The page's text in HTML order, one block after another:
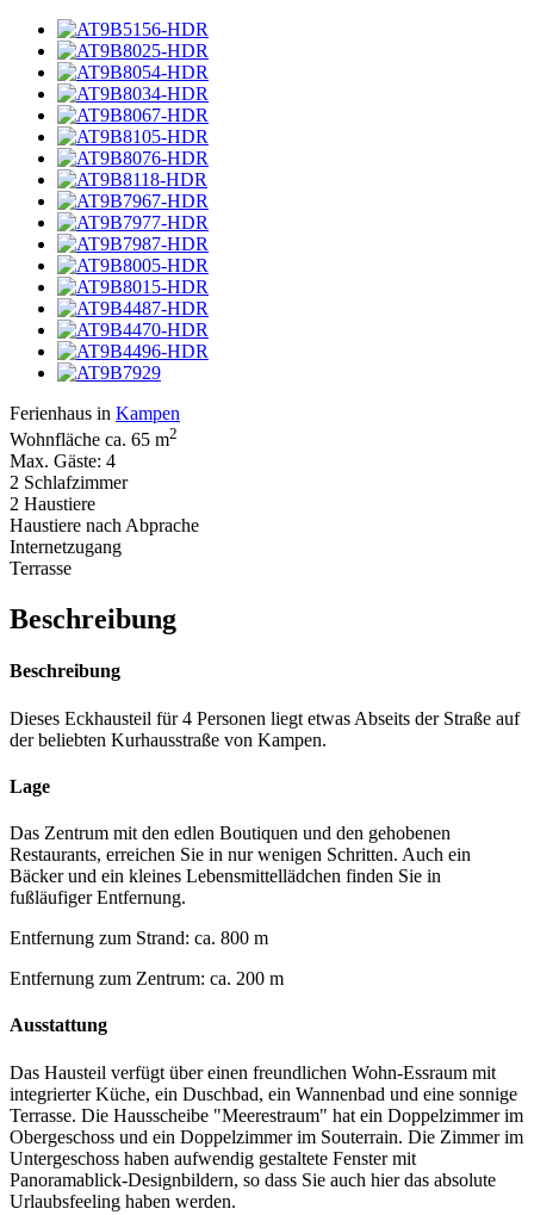
Ferienhaus in Kampen
Wohnfläche ca. 65 m2
Max. Gäste: 4
2 Schlafzimmer
2 Haustiere
Haustiere nach Abprache
Internetzugang
Terrasse
Beschreibung
Beschreibung
Dieses Eckhausteil für 4 Personen liegt etwas Abseits der Straße auf
der beliebten Kurhausstraße von Kampen.
Lage
Das Zentrum mit den edlen Boutiquen und den gehobenen
Restaurants, erreichen Sie in nur wenigen Schritten. Auch ein
Bäcker und ein kleines Lebensmittellädchen finden Sie in
fußläufiger Entfernung.
Entfernung zum Strand: ca. 800 m
Entfernung zum Zentrum: ca. 200 m
Ausstattung
Das Hausteil verfügt über einen freundlichen Wohn-Essraum mit
integrierter Küche, ein Duschbad, ein Wannenbad und eine sonnige
Terrasse. Die Hausscheibe "Meerestraum" hat ein Doppelzimmer im
Obergeschoss und ein Doppelzimmer im Souterrain. Die Zimmer im
Untergeschoss haben aufwendig gestaltete Fenster mit
Panoramablick-Designbildern, so dass Sie auch hier das absolute
Urlaubsfeeling haben werden.